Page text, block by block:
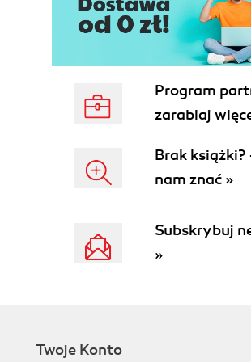
jak przechowywać informacje w bazie
Jak zbudowane są tabele? (55)
Tworzymy tabelę poprzez
przykładowych danych (62)
Tworzenie tabel w widoku projektu
Definiujemy klucz podstawowy (77)
Reguły sprawdzania poprawności
muszą spełnić dane zapisane w
Jak zarządzać obiektami bazy
Program
zarabiaj
Brak książki?
nam znać »
Subskrybuj
»
Twoje Konto